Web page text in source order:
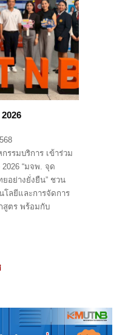
รรมบริการ เข้าร่วม
2026 “มจพ. จุด
ยอย่างยั่งยืน” ชวน
โลยีและการจัดการ
สูตร พร้อมกับ